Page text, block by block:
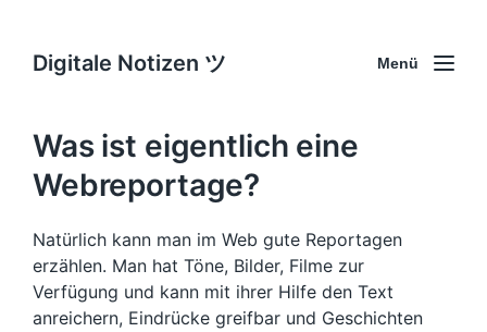
Digitale Notizen ツ Menü
Was ist eigentlich eine
Webreportage?
Natürlich kann man im Web gute Reportagen
erzählen. Man hat Töne, Bilder, Filme zur
Verfügung und kann mit ihrer Hilfe den Text
anreichern, Eindrücke greifbar und Geschichten